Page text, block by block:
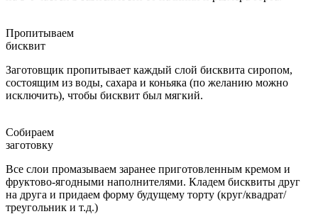
Пропитываем
бисквит
Заготовщик пропитывает каждый слой бисквита сиропом,
состоящим из воды, сахара и коньяка (по желанию можно
исключить), чтобы бисквит был мягкий.
Собираем
заготовку
Все слои промазываем заранее приготовленным кремом и
фруктово-ягодными наполнителями. Кладем бисквиты друг
на друга и придаем форму будущему торту (круг/квадрат/
треугольник и т.д.)